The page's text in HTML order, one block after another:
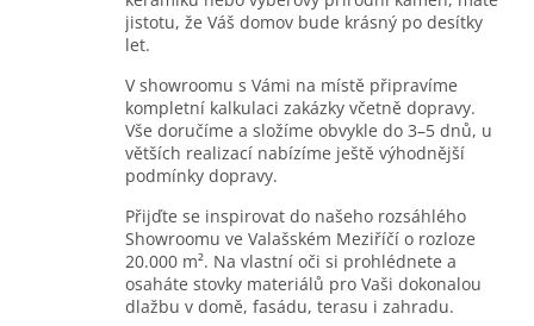
jistotu, že Váš domov bude krásný po desítky
let.
V showroomu s Vámi na místě připravíme
kompletní kalkulaci zakázky včetně dopravy.
Vše doručíme a složíme obvykle do 3–5 dnů, u
větších realizací nabízíme ještě výhodnější
podmínky dopravy.
Přijďte se inspirovat do našeho rozsáhlého
Showroomu ve Valašském Meziříčí o rozloze
20.000 m². Na vlastní oči si prohlédnete a
osaháte stovky materiálů pro Vaši dokonalou
dlažbu v domě, fasádu, terasu i zahradu.